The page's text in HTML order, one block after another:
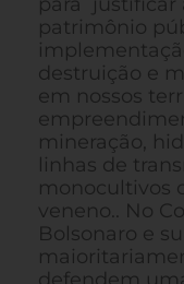
patrimônio
destruição e
em nossos
mineração,
linhas de
monocultivos
veneno.. No
Bolsonaro e